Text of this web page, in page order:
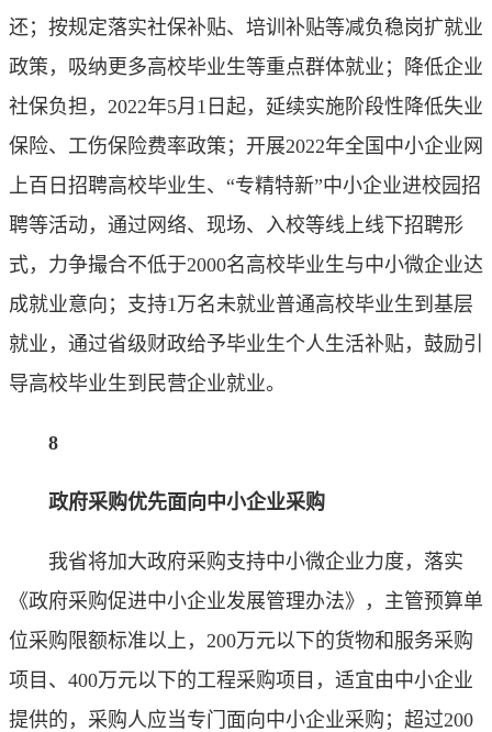
还；按规定落实社保补贴、培训补贴等减负稳岗扩就业
政策，吸纳更多高校毕业生等重点群体就业；降低企业
社保负担，2022年5月1日起，延续实施阶段性降低失业
保险、工伤保险费率政策；开展2022年全国中小企业网
上百日招聘高校毕业生、“专精特新”中小企业进校园招
聘等活动，通过网络、现场、入校等线上线下招聘形
式，力争撮合不低于2000名高校毕业生与中小微企业达
成就业意向；支持1万名未就业普通高校毕业生到基层
就业，通过省级财政给予毕业生个人生活补贴，鼓励引
导高校毕业生到民营企业就业。
8
政府采购优先面向中小企业采购
我省将加大政府采购支持中小微企业力度，落实
《政府采购促进中小企业发展管理办法》，主管预算单
位采购限额标准以上，200万元以下的货物和服务采购
项目、400万元以下的工程采购项目，适宜由中小企业
提供的，采购人应当专门面向中小企业采购；超过200